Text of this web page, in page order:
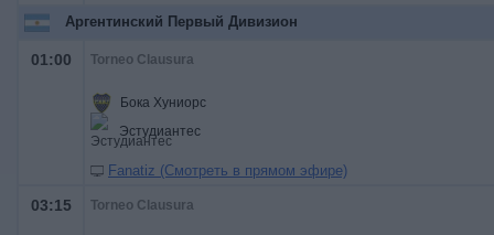
Аргентинский Первый Дивизион
01:00 Torneo Clausura
Бока Хуниорс
Эстудиантес
Fanatiz (Смотреть в прямом эфире)
03:15 Torneo Clausura